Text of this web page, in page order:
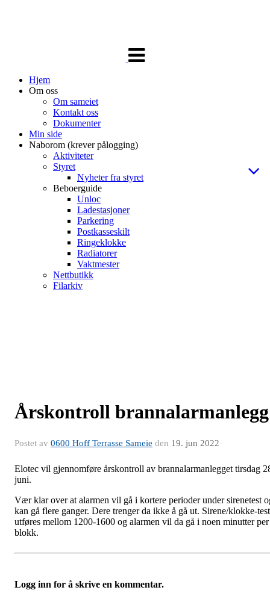
navigasjon
Hjem
Om oss
Om sameiet
Kontakt oss
Dokumenter
Min side
Naborom (krever pålogging)
Aktiviteter
Styret
Nyheter fra styret
Beboerguide
Unloc
Ladestasjoner
Parkering
Postkasseskilt
Ringeklokke
Radiatorer
Vaktmester
Nettbutikk
Filarkiv
Årskontroll brannalarmanlegg
Postet av 0600 Hoff Terrasse Sameie den 19. jun 2022
Elotec vil gjennomføre årskontroll av brannalarmanlegget tirsdag
juni.
Vær klar over at alarmen vil gå i kortere perioder under sirenetest
kan gå flere ganger. Dere trenger da ikke å gå ut. Sirene/klokke-test
utføres mellom 1200-1600 og alarmen vil da gå i noen minutter per
blokk.
Logg inn for å skrive en kommentar.